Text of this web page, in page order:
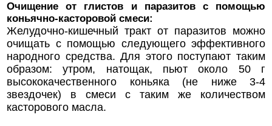
Очищение от глистов и паразитов с помощью
коньячно-касторовой смеси:
Желудочно-кишечный тракт от паразитов можно
очищать с помощью следующего эффективного
народного средства. Для этого поступают таким
образом: утром, натощак, пьют около 50 г
высококачественного коньяка (не ниже 3-4
звездочек) в смеси с таким же количеством
касторового масла.